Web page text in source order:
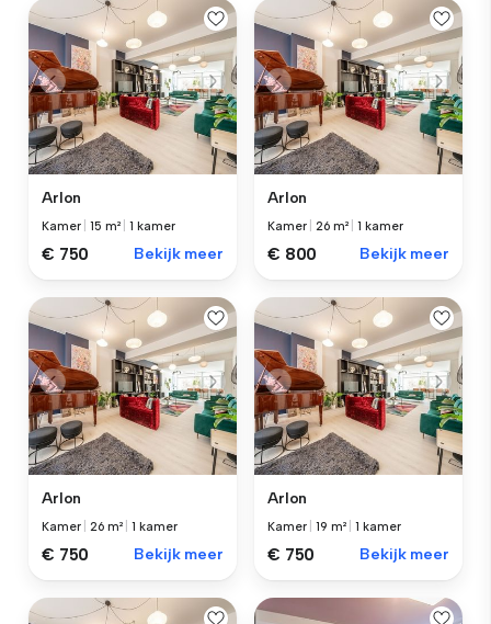
Arlon
Kamer |15 m² |1 kamer
€ 750 Bekijk meer
Arlon
Kamer |26 m² |1 kamer
€ 800 Bekijk meer
Arlon
Kamer 26 m² |1 kamer
€ 750 Bekijk meer
Arlon
Kamer |19 m² |1 kamer
€ 750 Bekijk meer